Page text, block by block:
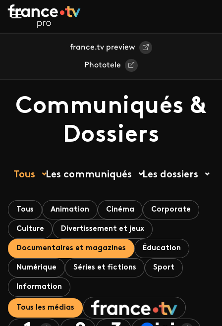
Aller au contenu principal
france.tv preview
Phototele
Communiqués &
Dossiers
Tous Les communiqués Les dossiers
Tous Animation Cinéma Corporate
Culture Divertissement et jeux
Documentaires et magazines Éducation
Numérique Séries et fictions Sport
Information
Tous les médias